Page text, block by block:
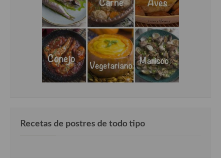
Recetas de postres de todo tipo